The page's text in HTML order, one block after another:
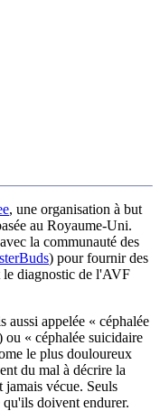
, une organisation à but
au Royaume-Uni.
la communauté des
) pour fournir des
le diagnostic de l'AVF
appelée « céphalée
ou « céphalée suicidaire
le plus douloureux
du mal à décrire la
vécue. Seuls
doivent endurer.